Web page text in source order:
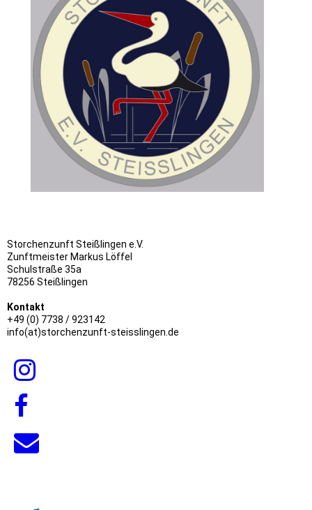
Storchenzunft Steißlingen e.V.
Zunftmeister Markus Löffel
Schulstraße 35a
78256 Steißlingen
Kontakt
+49 (0) 7738 / 923142
info(at)storchenzunft-steisslingen.de